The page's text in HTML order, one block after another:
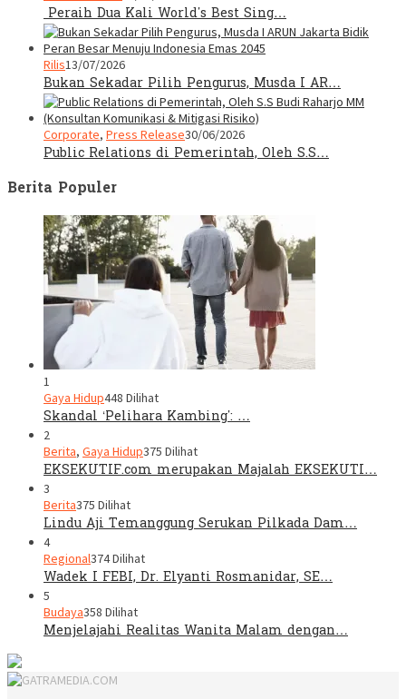
Peraih Dua Kali World’s Best Sing…
Rilis13/07/2026
Bukan Sekadar Pilih Pengurus, Musda I AR…
Corporate, Press Release30/06/2026
Public Relations di Pemerintah, Oleh S.S…
Berita Populer
1
Gaya Hidup448 Dilihat
Skandal ‘Pelihara Kambing’: …
2
Berita, Gaya Hidup375 Dilihat
EKSEKUTIF.com merupakan Majalah EKSEKUTI…
3
Berita375 Dilihat
Lindu Aji Temanggung Serukan Pilkada Dam…
4
Regional374 Dilihat
Wadek I FEBI, Dr. Elyanti Rosmanidar, SE…
5
Budaya358 Dilihat
Menjelajahi Realitas Wanita Malam dengan…